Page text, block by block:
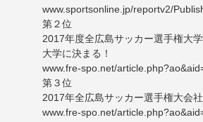
www.sportsonline.jp/reportv2/
第２位
2017年度全広島サッカー選手権大
大学に決まる！
www.fre-spo.net/
第３位
2017年全広島サッカー選手権大会
www.fre-spo.net/